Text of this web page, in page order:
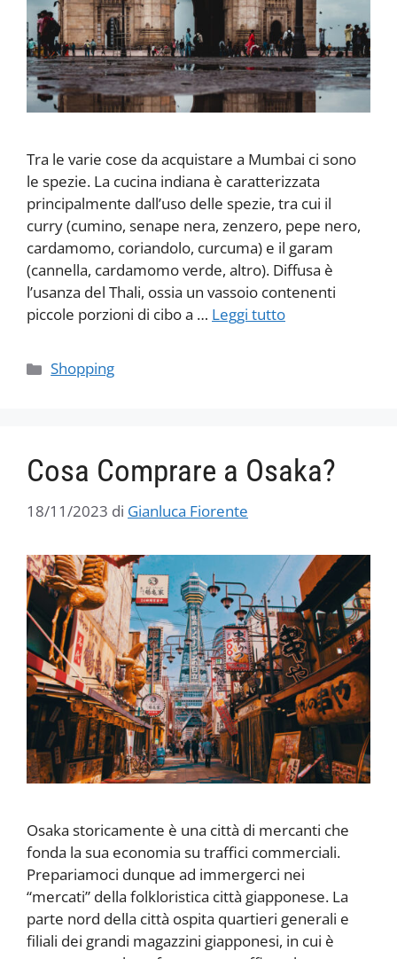
Tra le varie cose da acquistare a Mumbai ci sono
le spezie. La cucina indiana è caratterizzata
principalmente dall’uso delle spezie, tra cui il
curry (cumino, senape nera, zenzero, pepe nero,
cardamomo, coriandolo, curcuma) e il garam
(cannella, cardamomo verde, altro). Diffusa è
l’usanza del Thali, ossia un vassoio contenenti
piccole porzioni di cibo a … Leggi tutto
Categorie
Shopping
Cosa Comprare a Osaka?
18/11/2023 di Gianluca Fiorente
Osaka storicamente è una città di mercanti che
fonda la sua economia su traffici commerciali.
Prepariamoci dunque ad immergerci nei
“mercati” della folkloristica città giapponese. La
parte nord della città ospita quartieri generali e
filiali dei grandi magazzini giapponesi, in cui è